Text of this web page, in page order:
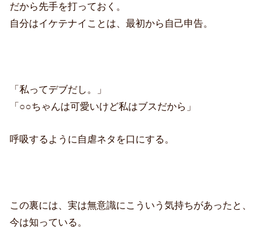
だから先手を打っておく。
自分はイケテナイことは、最初から自己申告。
「私ってデブだし。」
「○○ちゃんは可愛いけど私はブスだから」
呼吸するように自虐ネタを口にする。
この裏には、実は無意識にこういう気持ちがあったと、
今は知っている。